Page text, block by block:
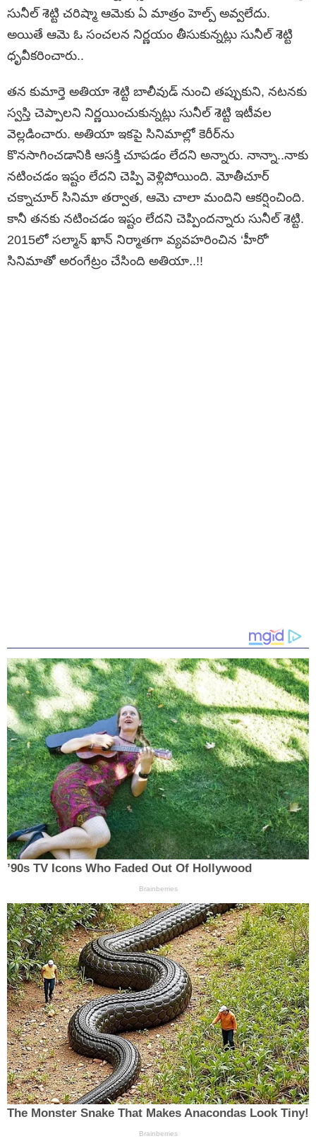
సునీల్ శెట్టి చరిష్మా ఆమెకు ఏ మాత్రం హెల్ప్ అవ్వలేదు.
అయితే ఆమె ఓ సంచలన నిర్ణయం తీసుకున్నట్లు సునీల్ శెట్టి
ధృవీకరించారు..
తన కుమార్తె అతియా శెట్టి బాలీవుడ్ నుంచి తప్పుకుని, నటనకు
స్వస్తి చెప్పాలని నిర్ణయించుకున్నట్లు సునీల్ శెట్టి ఇటీవల
వెల్లడించారు. అతియా ఇకపై సినిమాల్లో కెరీర్‌ను
కొనసాగించడానికి ఆసక్తి చూపడం లేదని అన్నారు. నాన్నా..నాకు
నటించడం ఇష్టం లేదని చెప్పి వెళ్లిపోయింది. మోతీచూర్
చక్నాచూర్ సినిమా తర్వాత, ఆమె చాలా మందిని ఆకర్షించింది.
కానీ తనకు నటించడం ఇష్టం లేదని చెప్పిందన్నారు సునీల్ శెట్టి.
2015లో సల్మాన్ ఖాన్ నిర్మాతగా వ్యవహరించిన ‘హీరో’
సినిమాతో అరంగేట్రం చేసింది అతియా..!!